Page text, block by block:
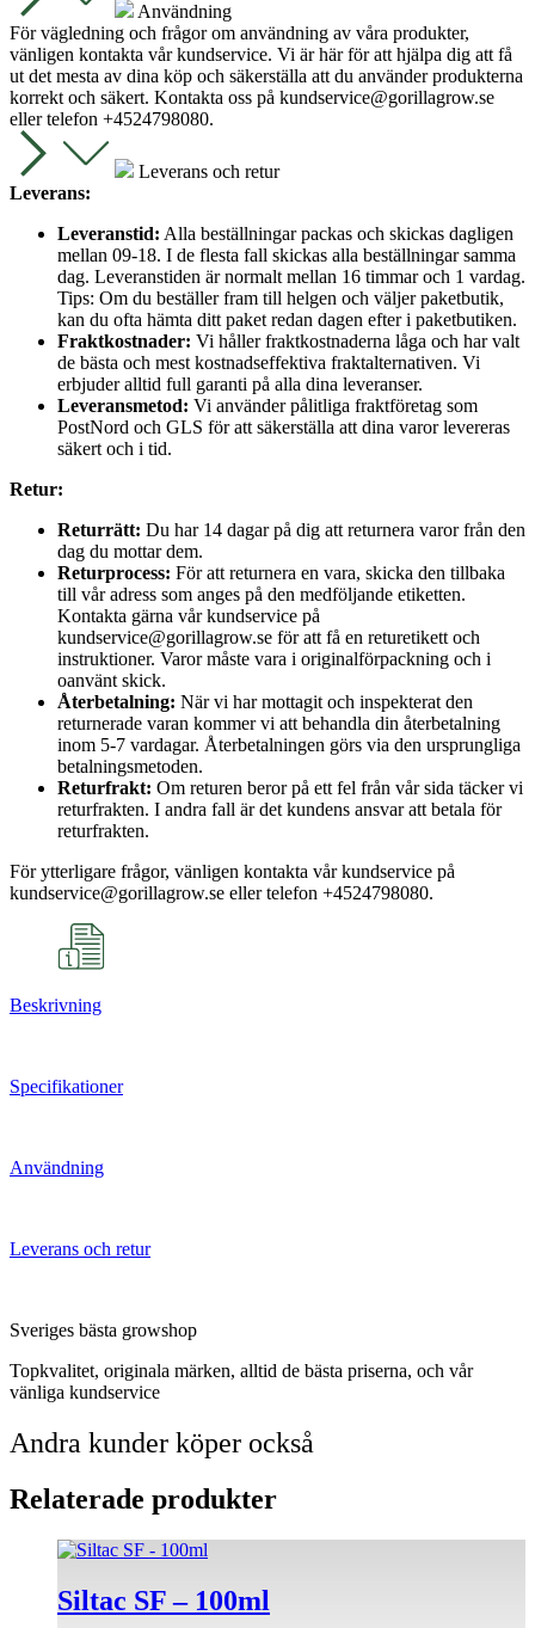
Användning
För vägledning och frågor om användning av våra produkter,
vänligen kontakta vår kundservice. Vi är här för att hjälpa dig att få
ut det mesta av dina köp och säkerställa att du använder produkterna
korrekt och säkert. Kontakta oss på kundservice@gorillagrow.se
eller telefon +4524798080.
Leverans och retur
Leverans:
Leveranstid: Alla beställningar packas och skickas dagligen
mellan 09-18. I de flesta fall skickas alla beställningar samma
dag. Leveranstiden är normalt mellan 16 timmar och 1 vardag.
Tips: Om du beställer fram till helgen och väljer paketbutik,
kan du ofta hämta ditt paket redan dagen efter i paketbutiken.
Fraktkostnader: Vi håller fraktkostnaderna låga och har valt
de bästa och mest kostnadseffektiva fraktalternativen. Vi
erbjuder alltid full garanti på alla dina leveranser.
Leveransmetod: Vi använder pålitliga fraktföretag som
PostNord och GLS för att säkerställa att dina varor levereras
säkert och i tid.
Retur:
Returrätt: Du har 14 dagar på dig att returnera varor från den
dag du mottar dem.
Returprocess: För att returnera en vara, skicka den tillbaka
till vår adress som anges på den medföljande etiketten.
Kontakta gärna vår kundservice på
kundservice@gorillagrow.se för att få en returetikett och
instruktioner. Varor måste vara i originalförpackning och i
oanvänt skick.
Återbetalning: När vi har mottagit och inspekterat den
returnerade varan kommer vi att behandla din återbetalning
inom 5-7 vardagar. Återbetalningen görs via den ursprungliga
betalningsmetoden.
Returfrakt: Om returen beror på ett fel från vår sida täcker vi
returfrakten. I andra fall är det kundens ansvar att betala för
returfrakten.
För ytterligare frågor, vänligen kontakta vår kundservice på
kundservice@gorillagrow.se eller telefon +4524798080.
Beskrivning
Specifikationer
Användning
Leverans och retur
Sveriges bästa growshop
Topkvalitet, originala märken, alltid de bästa priserna, och vår
vänliga kundservice
Andra kunder köper också
Relaterade produkter
Siltac SF – 100ml